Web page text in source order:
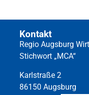
Kontakt
Regio Augsburg
Stichwort „MCA“
Karlstraße 2
86150 Augsburg